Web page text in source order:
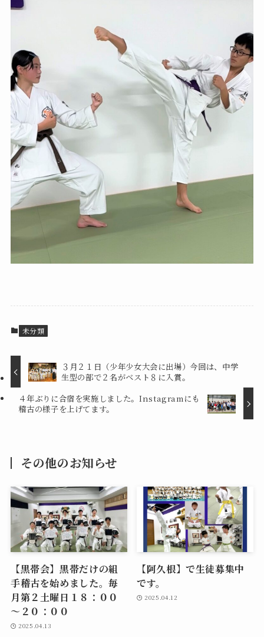
未分類
３月２１日（少年少女大会に出場）今回は、中学
生型の部で２名がベスト８に入賞。
４年ぶりに合宿を実施しました。Instagramにも
稽古の様子を上げてます。
その他のお知らせ
【黒帯会】黒帯だけの組
手稽古を始めました。毎
月第２土曜日１８：００
～２０：００
2025.04.13
【阿久根】で生徒募集中
です。
2025.04.12